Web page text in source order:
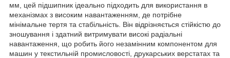
мм, цей підшипник ідеально підходить для використання в
механізмах з високим навантаженням, де потрібне
мінімальне тертя та стабільність. Він відрізняється стійкістю до
зношування і здатний витримувати високі радіальні
навантаження, що робить його незамінним компонентом для
машин у текстильній промисловості, друкарських верстатах та